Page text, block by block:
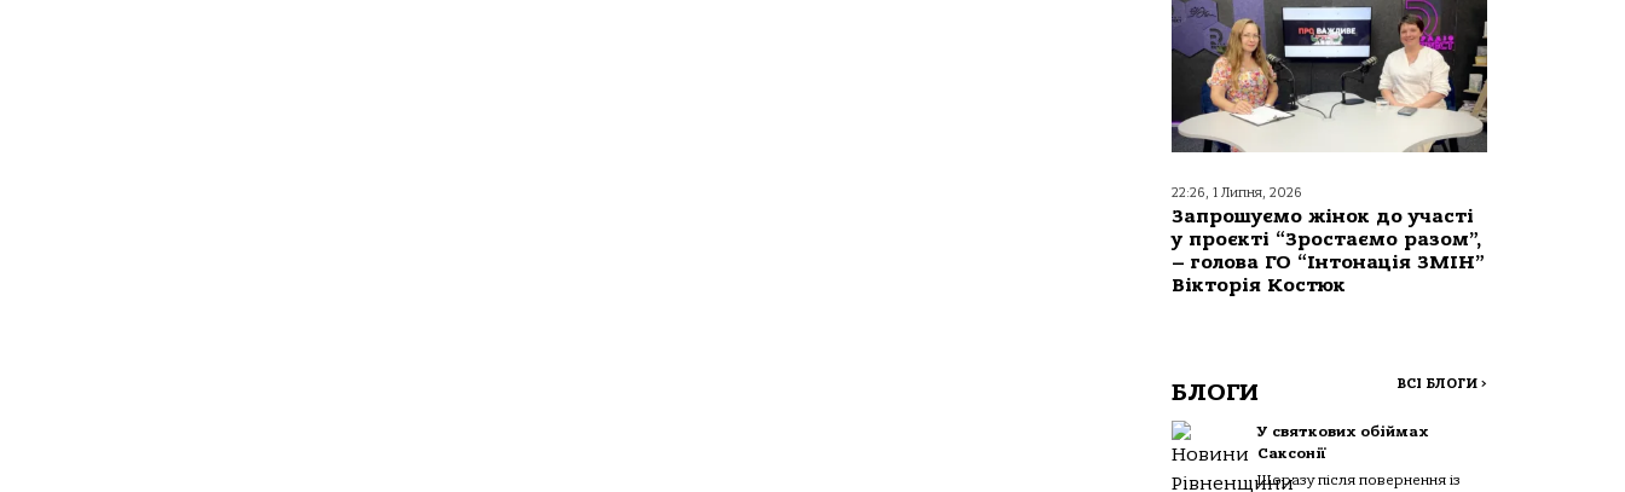
22:26, 1 Липня, 2026
Запрошуємо жінок до участі
у проєкті “Зростаємо разом”,
– голова ГО “Інтонація ЗМІН”
Вікторія Костюк
БЛОГИ ВСІ БЛОГИ >
У святкових обіймах
Саксонії
Щоразу після повернення із